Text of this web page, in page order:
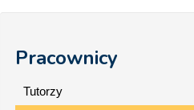
Pracownicy
Tutorzy